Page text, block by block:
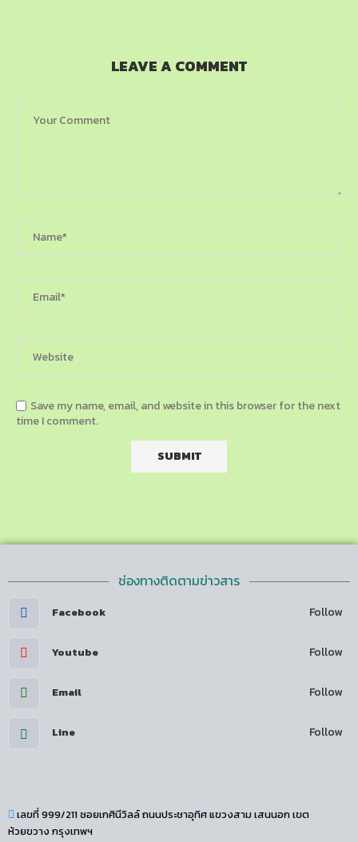
LEAVE A COMMENT
Save my name, email, and website in this browser for the next
time I comment.
ช่องทางติดตามข่าวสาร
Facebook Follow
Youtube Follow
Email Follow
Line Follow
เลขที่ 999/211 ซอยเกศินีวิลล์ ถนนประชาอุทิศ แขวงสาม เสนนอก เขต
ห้วยขวาง กรุงเทพฯ